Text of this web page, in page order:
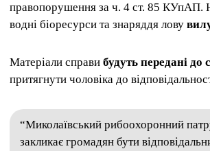
правопорушення за ч. 4 ст. 85 КУпАП.
водні біоресурси та знаряддя лову
Матеріали справи будуть передані до
притягнути чоловіка до
“Миколаївський рибоохоронний
закликає громадян бути